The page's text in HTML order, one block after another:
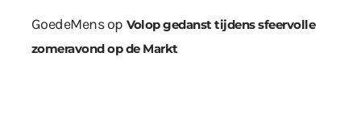
GoedeMensop Volop gedanst tijdens sfeervolle
zomeravond op de Markt